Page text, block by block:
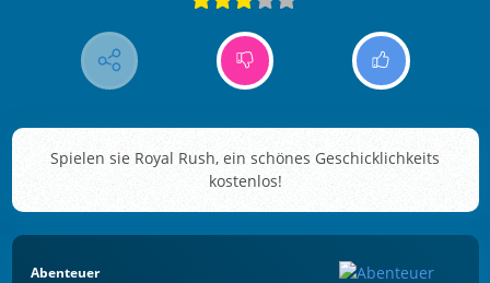
Spielen sie Royal Rush, ein schönes Geschicklichkeits
kostenlos!
Abenteuer